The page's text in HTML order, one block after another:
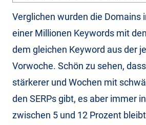
Verglichen wurden die Domains
einer Millionen Keywords mit
dem gleichen Keyword aus der
Vorwoche. Schön zu sehen,
stärkerer und Wochen mit
den SERPs gibt, es aber immer
zwischen 5 und 12 Prozent